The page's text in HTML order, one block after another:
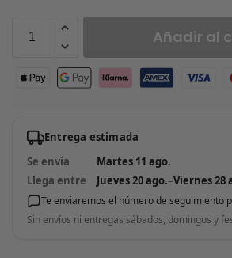
Añadir al
Entrega estimada
Se envía
Martes 11 ago.
Llega entre
Jueves 20 ago.–Viernes 28
Te enviaremos el número de seguimiento
Sin envíos ni entregas sábados, domingos y